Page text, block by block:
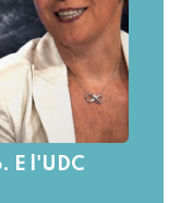
E l'UDC